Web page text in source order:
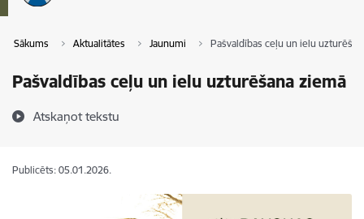
Sākums Aktualitātes Jaunumi Pašvaldības ceļu un ielu
Pašvaldības ceļu un ielu uzturēšana ziemā
Atskaņot tekstu
Publicēts: 05.01.2026.